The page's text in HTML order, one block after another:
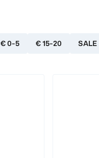
€ 0-5 € 15-20 SALE